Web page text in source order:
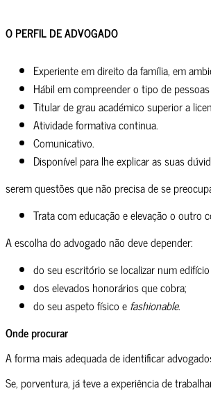
O PERFIL DE ADVOGADO
Experiente em direito da família, em
Hábil em compreender o tipo de
Titular de grau académico superior a
Atividade formativa continua.
Comunicativo.
Disponível para lhe explicar as suas
serem questões que não precisa de se
Trata com educação e elevação o outro
A escolha do advogado não deve depender:
do seu escritório se localizar num
dos elevados honorários que cobra;
do seu aspeto físico efashionable.
Onde procurar
A forma mais adequada de identificar
Se, porventura, já teve a experiência de